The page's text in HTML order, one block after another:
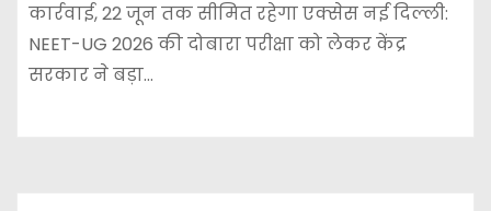
कार्रवाई, 22 जून तक सीमित रहेगा एक्सेस नई दिल्ली:
NEET-UG 2026 की दोबारा परीक्षा को लेकर केंद्र
सरकार ने बड़ा…